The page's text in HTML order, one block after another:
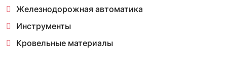
Железнодорожная автоматика
Инструменты
Кровельные материалы